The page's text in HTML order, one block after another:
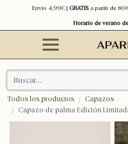
Envío 4,99€ | GRATISa partir de
Horario de verano
Todos los productos
Capazos
Capazo de palma Edición